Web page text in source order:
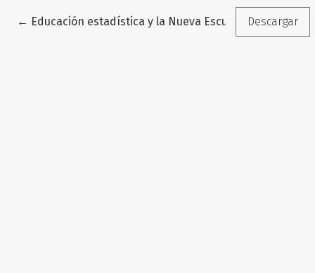
← Volver a los detalles del artículo
Educación estadística y la Nueva Escuela Mexicana:
Descargar